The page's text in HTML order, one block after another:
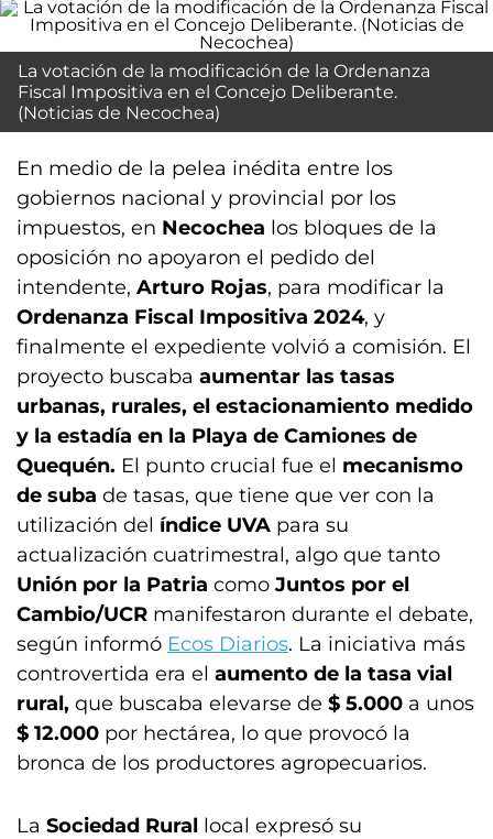
La votación de la modificación de la Ordenanza
Fiscal Impositiva en el Concejo Deliberante.
(Noticias de Necochea)
En medio de la pelea inédita entre los
gobiernos nacional y provincial por los
impuestos, en Necochea los bloques de la
oposición no apoyaron el pedido del
intendente, Arturo Rojas, para modificar la
Ordenanza Fiscal Impositiva 2024, y
finalmente el expediente volvió a comisión. El
proyecto buscaba aumentar las tasas
urbanas, rurales, el estacionamiento medido
y la estadía en la Playa de Camiones de
Quequén. El punto crucial fue el mecanismo
de suba de tasas, que tiene que ver con la
utilización del índice UVA para su
actualización cuatrimestral, algo que tanto
Unión por la Patria como Juntos por el
Cambio/UCR manifestaron durante el debate,
según informó Ecos Diarios. La iniciativa más
controvertida era el aumento de la tasa vial
rural, que buscaba elevarse de $ 5.000 a unos
$ 12.000 por hectárea, lo que provocó la
bronca de los productores agropecuarios.
La Sociedad Rural local expresó su